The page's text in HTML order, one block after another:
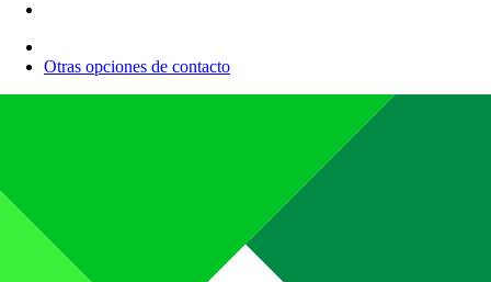
Otras opciones de contacto